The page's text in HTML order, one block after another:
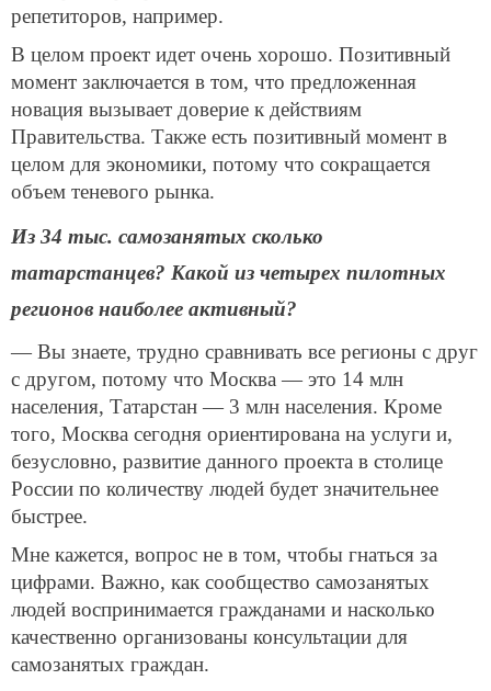
репетиторов, например.
В целом проект идет очень хорошо. Позитивный
момент заключается в том, что предложенная
новация вызывает доверие к действиям
Правительства. Также есть позитивный момент в
целом для экономики, потому что сокращается
объем теневого рынка.
Из 34 тыс. самозанятых сколько
татарстанцев? Какой из четырех пилотных
регионов наиболее активный?
— Вы знаете, трудно сравнивать все регионы с друг
с другом, потому что Москва — это 14 млн
населения, Татарстан — 3 млн населения. Кроме
того, Москва сегодня ориентирована на услуги и,
безусловно, развитие данного проекта в столице
России по количеству людей будет значительнее
быстрее.
Мне кажется, вопрос не в том, чтобы гнаться за
цифрами. Важно, как сообщество самозанятых
людей воспринимается гражданами и насколько
качественно организованы консультации для
самозанятых граждан.